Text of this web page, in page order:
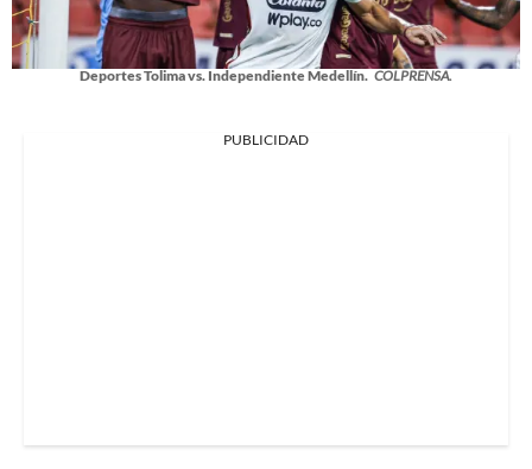
Deportes Tolima vs. Independiente Medellín. COLPRENSA.
PUBLICIDAD